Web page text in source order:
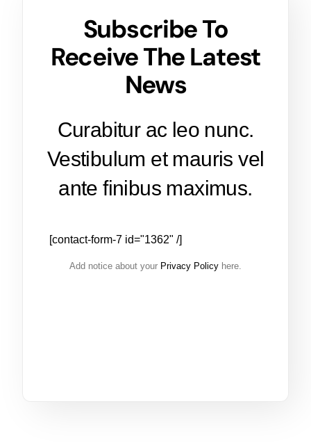
Subscribe To
Receive The Latest
News
Curabitur ac leo nunc.
Vestibulum et mauris vel
ante finibus maximus.
[contact-form-7 id="1362" /]
Add notice about your Privacy Policy here.